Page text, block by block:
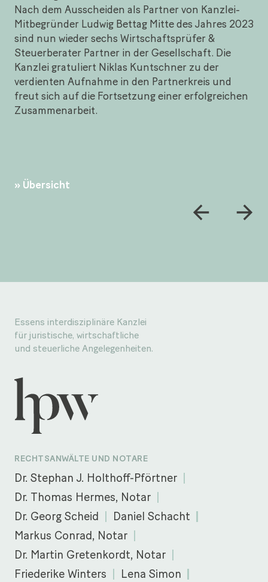
Nach dem Ausscheiden als Partner von Kanzlei-
Mitbegründer Ludwig Bettag Mitte des Jahres 2023
sind nun wieder sechs Wirtschaftsprüfer &
Steuerberater Partner in der Gesellschaft. Die
Kanzlei gratuliert Niklas Kuntschner zu der
verdienten Aufnahme in den Partnerkreis und
freut sich auf die Fortsetzung einer erfolgreichen
Zusammenarbeit.
Übersicht
Essens interdisziplinäre Kanzlei
für juristische, wirtschaftliche
und steuerliche Angelegenheiten.
RECHTSANWÄLTE UND NOTARE
Dr. Stephan J. Holthoff-Pförtner
Dr. Thomas Hermes, Notar
Dr. Georg Scheid
Daniel Schacht
Markus Conrad, Notar
Dr. Martin Gretenkordt, Notar
Friederike Winters
Lena Simon